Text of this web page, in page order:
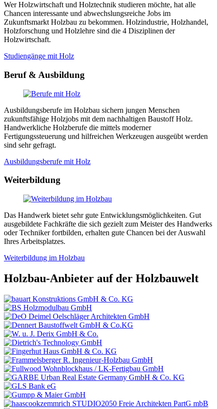
Wer Holzwirtschaft und Holztechnik studieren möchte, hat alle
Chancen interessante und abwechslungsreiche Jobs im
Zukunftsmarkt Holzbau zu bekommen. Holzindustrie, Holzhandel,
Holzforschung und Holzlehre sind die 4 Disziplinen der
Holzwirtschaft.
Studiengänge mit Holz
Beruf & Ausbildung
Ausbildungsberufe im Holzbau sichern jungen Menschen
zukunftsfähige Holzjobs mit dem nachhaltigen Baustoff Holz.
Handwerkliche Holzberufe die mittels moderner
Fertigungssteuerung und hilfreichen Werkzeugen ausgeübt werden
sind sehr gefragt.
Ausbildungsberufe mit Holz
Weiterbildung
Das Handwerk bietet sehr gute Entwicklungsmöglichkeiten. Gut
ausgebildete Fachkräfte die sich gezielt zum Meister des Handwerks
oder Techniker fortbilden, erhalten gute Chancen bei der Auswahl
Ihres Arbeitsplatzes.
Weiterbildung im Holzbau
Holzbau-Anbieter auf der Holzbauwelt